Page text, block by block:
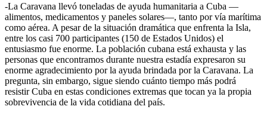
-La Caravana llevó toneladas de ayuda humanitaria a Cuba —
alimentos, medicamentos y paneles solares—, tanto por vía marítima
como aérea. A pesar de la situación dramática que enfrenta la Isla,
entre los casi 700 participantes (150 de Estados Unidos) el
entusiasmo fue enorme. La población cubana está exhausta y las
personas que encontramos durante nuestra estadía expresaron su
enorme agradecimiento por la ayuda brindada por la Caravana. La
pregunta, sin embargo, sigue siendo cuánto tiempo más podrá
resistir Cuba en estas condiciones extremas que tocan ya la propia
sobrevivencia de la vida cotidiana del país.